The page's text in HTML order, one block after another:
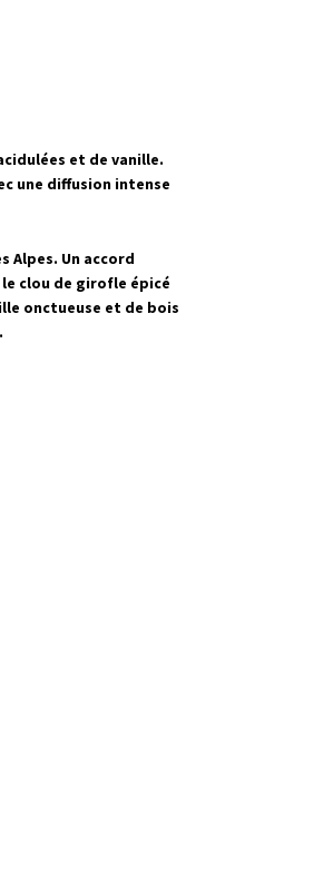
et de vanille.
une diffusion intense
Alpes. Un accord
clou de girofle épicé
onctueuse et de bois